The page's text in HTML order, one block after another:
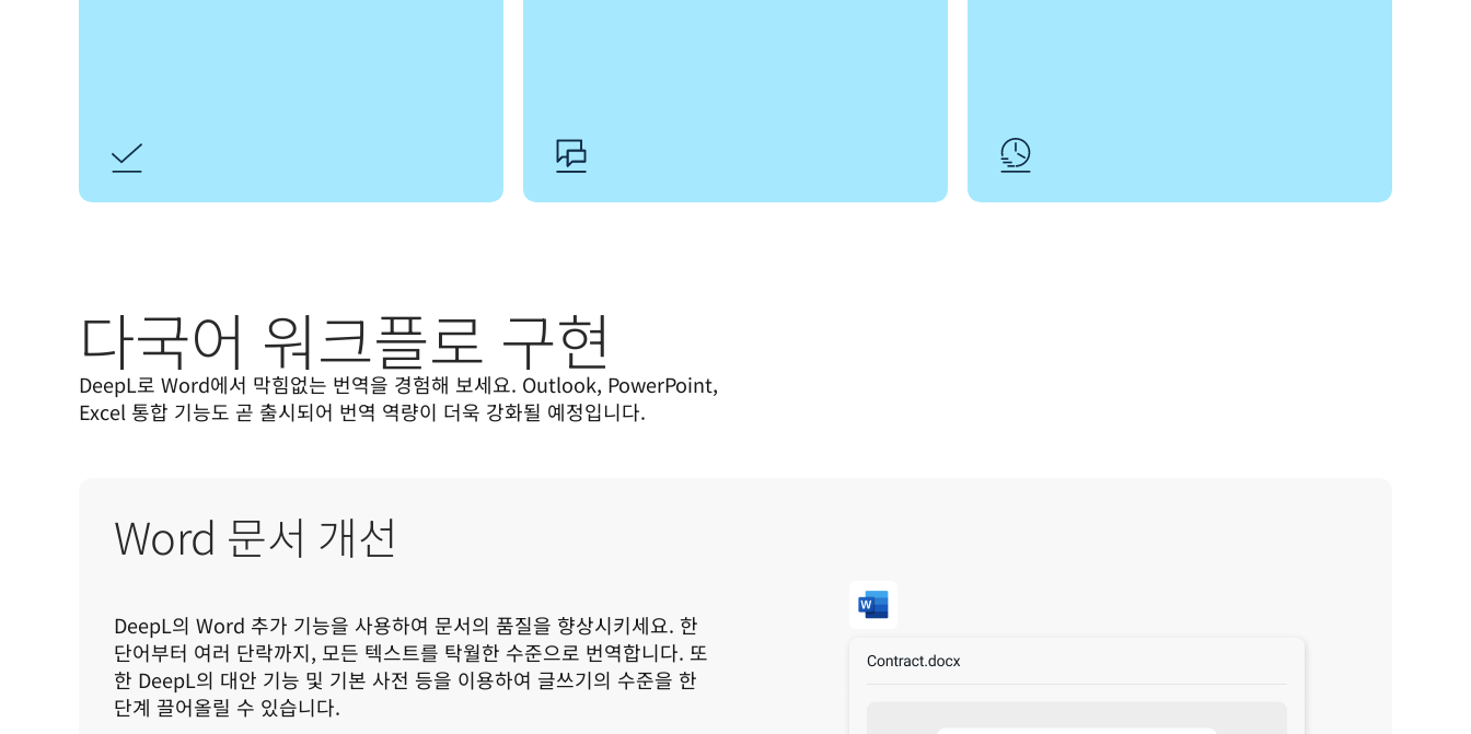
다국어 워크플로 구현
DeepL로 Word에서 막힘없는 번역을 경험해 보세요. Outlook, PowerPoint,
Excel 통합 기능도 곧 출시되어 번역 역량이 더욱 강화될 예정입니다.
Word 문서 개선
DeepL의 Word 추가 기능을 사용하여 문서의 품질을 향상시키세요. 한
단어부터 여러 단락까지, 모든 텍스트를 탁월한 수준으로 번역합니다. 또
한 DeepL의 대안 기능 및 기본 사전 등을 이용하여 글쓰기의 수준을 한
단계 끌어올릴 수 있습니다.